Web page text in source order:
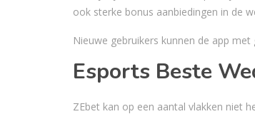
ook sterke bonus aanbiedingen in de
Nieuwe gebruikers kunnen de app
Esports Beste
ZEbet kan op een aantal vlakken niet